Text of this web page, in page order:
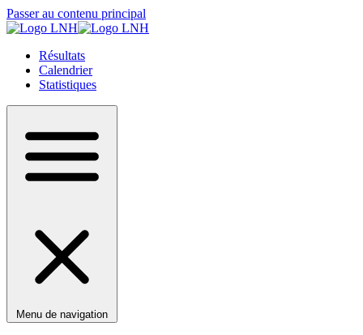
Passer au contenu principal
Résultats
Calendrier
Statistiques
Menu de navigation